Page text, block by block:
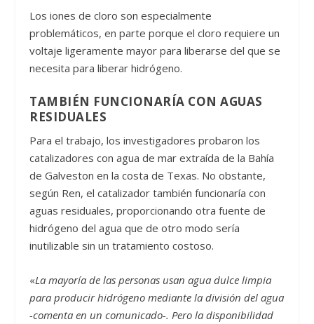
Los iones de cloro son especialmente
problemáticos, en parte porque el cloro requiere un
voltaje ligeramente mayor para liberarse del que se
necesita para liberar hidrógeno.
TAMBIÉN FUNCIONARÍA CON AGUAS
RESIDUALES
Para el trabajo, los investigadores probaron los
catalizadores con agua de mar extraída de la Bahía
de Galveston en la costa de Texas. No obstante,
según Ren, el catalizador también funcionaría con
aguas residuales, proporcionando otra fuente de
hidrógeno del agua que de otro modo sería
inutilizable sin un tratamiento costoso.
«La mayoría de las personas usan agua dulce limpia
para producir hidrógeno mediante la división del agua
-comenta en un comunicado-. Pero la disponibilidad